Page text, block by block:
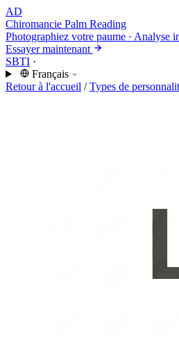
AD
Chiromancie Palm Reading
Photographiez votre paume · Analyse
Essayer maintenant
SBTI ·
Français
Retour à l'accueil / Types de